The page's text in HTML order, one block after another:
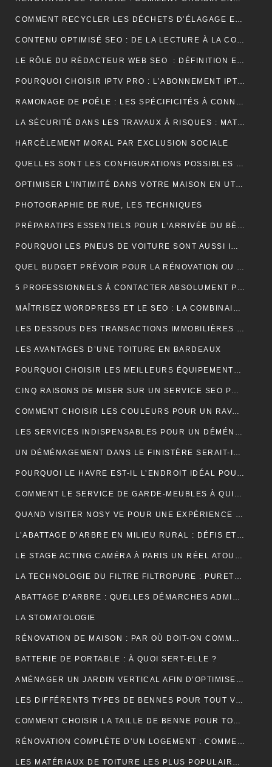
COMMENT RECYCLER LES DÉCHETS D’ÉLAGAGE ET D’ABATTAGE ?
CONTENU OPTIMISÉ SEO : DE LA LECTURE À LA CONVERSION
LE RÔLE DU RÉDACTEUR WEB SEO : DÉFINITION ET EXPLICATIONS
POURQUOI CHOISIR IPTV PRO : L’ABONNEMENT IPTV PREMIUM ULTIME
RAMONAGE DE POÊLE : LES SPÉCIFICITÉS À CONNAÎTRE
LA SÉCURITÉ DANS LES TRAVAUX À RISQUES : MATÉRIEL ET OBLIGATIONS
HARCÈLEMENT MORAL PAR EXCLUSION SOCIALE
QUELLES SONT LES CONFIGURATIONS POSSIBLES POUR UN ÉTABLI D’ATELIER PROFESSIONNEL ?
OPTIMISER L’INTIMITÉ DANS VOTRE MAISON EN UTILISANT DES VOLETS ROULANTS
PHOTOGRAPHIE DE RUE, LES TECHNIQUES
PRÉPARATIFS ESSENTIELS POUR L’ARRIVÉE DU BÉBÉ
POURQUOI LES PNEUS DE VOITURE SONT AUSSI IMPORTANTS ?
QUEL BUDGET PRÉVOIR POUR LA RÉNOVATION OU LA CONSTRUCTION DE LA TOITURE ?
5 PROFESSIONNELS À CONTACTER ABSOLUMENT POUR RÉUSSIR SON MARIAGE
MAÎTRISEZ WORDPRESS ET LE SEO : LA COMBINAISON GAGNANTE POUR VOTRE SITE WEB
LES DESSOUS DES TRANSACTIONS IMMOBILIÈRES DANS LE SECTEUR HÔTELIER
LES AVANTAGES D’UNE TOITURE EN BARDEAUX
POURQUOI CHOISIR LES MEILLEURS ÉQUIPEMENTS D’ISOLATION PHONIQUE POUR TOITURE ?
CINQ RAISONS DE MISER SUR UN SERVICE SEO PROFESSIONNEL
COMMENT CHOISIR LES COULEURS POUR UN RAVALEMENT DE FAÇADE ?
LES SERVICES INDISPENSABLES POUR UN DÉMÉNAGEMENT RÉUSSI EN BRETAGNE
UN DÉMÉNAGEMENT DANS LE FINISTÈRE SERAIT-IL UNE BONNE IDÉE?
POURQUOI LE HAVRE EST-IL L’ENDROIT IDÉAL POUR UN NOUVEAU DÉPART EN 2024 ?
COMMENT LE SERVICE DE GARDE-MEUBLES À QUIMPER PEUT-IL SIMPLIFIER VOTRE DÉMÉNAGEMENT ET PROTÉGER VOS BIENS ?
QUAND VISITER NOSY VE POUR UNE EXPÉRIENCE INOUBLIABLE ?
L’ABATTAGE D’ARBRE EN MILIEU RURAL : DÉFIS ET SOLUTIONS
LE STAGE ACTING CAMÉRA À PARIS UN RÉEL ATOUT POUR VOTRE CARRIÈRE DE COMÉDIEN ?
LA TECHNOLOGIE DU FILTRE FILTROPURE : PURETÉ ET PERFORMANCE
ABATTAGE D’ARBRE : QUELLES DÉMARCHES ADMINISTRATIVES ?
LA STOMATOLOGIE
RÉNOVATION DE MAISON : PAR OÙ DOIT-ON COMMENCER ?
BATTERIE DE PORTABLE : À QUOI SERT-ELLE ?
AMÉNAGER UN JARDIN VERTICAL AFIN D’OPTIMISER L’UTILISATION DE L’ESPACE EXTÉRIEUR.
LES DIFFÉRENTS TYPES DE BENNES POUR TOUT VENANT DISPONIBLES
COMMENT CHOISIR LA TAILLE DE BENNE POUR TOUT VENANT ?
RÉNOVATION COMPLÈTE D’UN LOGEMENT : COMMENT PROCÉDER ?
LES MATÉRIAUX DE TOITURE LES PLUS POPULAIRES ET LEURS CARACTÉRISTIQUES